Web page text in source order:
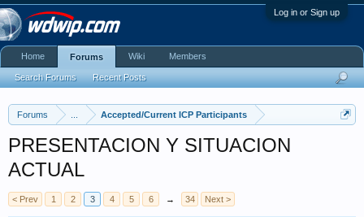
Log in or Sign up
Forums Accepted/Current ICP Participants
PRESENTACION Y SITUACION
ACTUAL
< Prev 1 2 3 4 5 6 → 34 Next >
Home Forums
Search Forums Recent Posts
Wiki Members